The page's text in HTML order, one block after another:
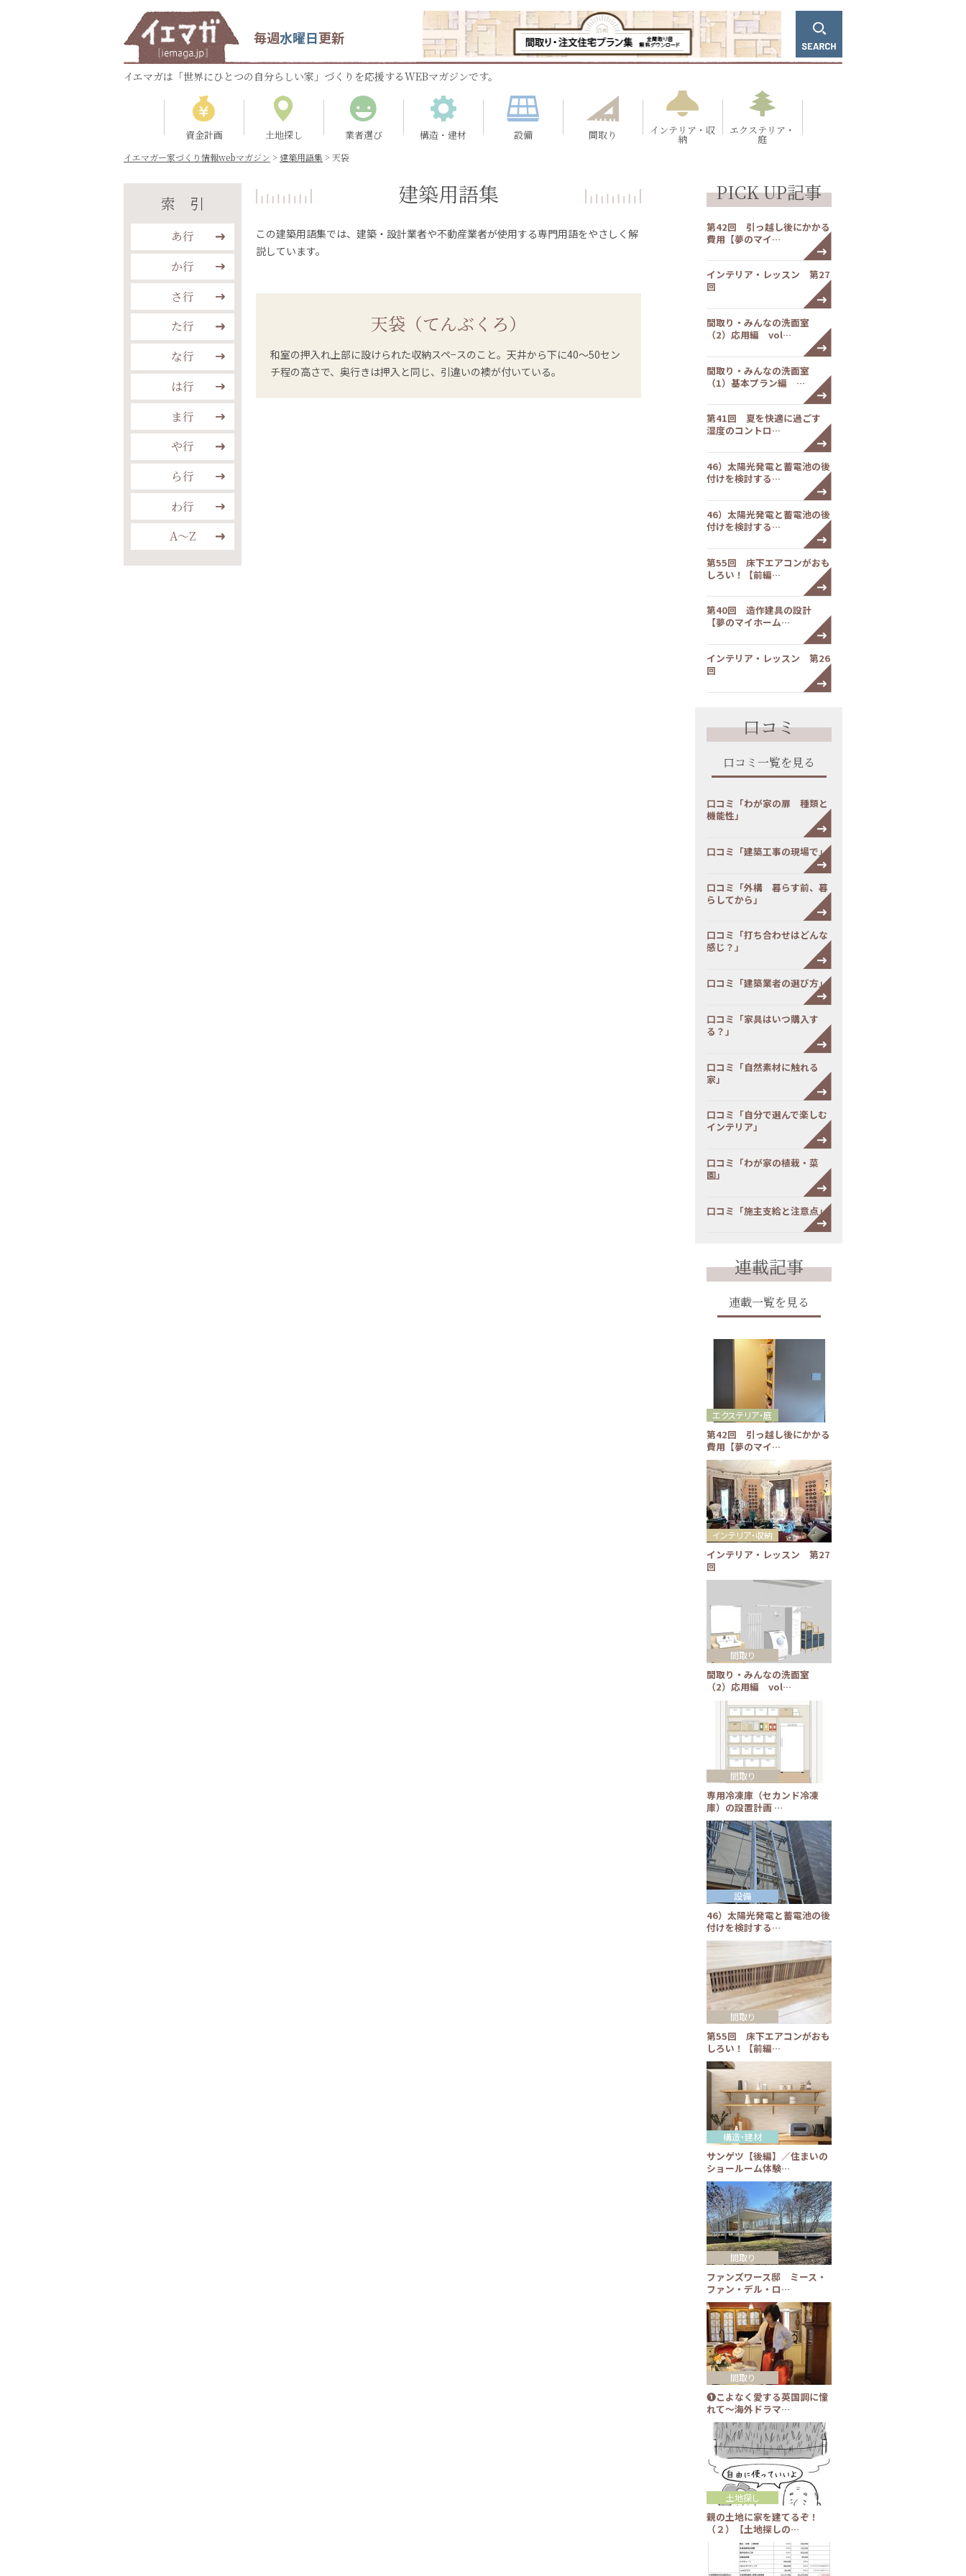
毎週水曜日更新
イエマガは「世界にひとつの自分らしい家」づくりを応援するWEBマガジンです。
資金計画 土地探し 業者選び 構造・建材 設備 間取り インテリア・収
納
エクステリア・
庭
イエマガー家づくり情報webマガジン > 建築用語集 > 天袋
索引
あ行
か行
さ行
た行
な行
は行
ま行
や行
ら行
わ行
A〜Z
建築用語集
この建築用語集では、建築・設計業者や不動産業者が使用する専門用語をやさしく解
説しています。
天袋（てんぶくろ）
和室の押入れ上部に設けられた収納スペ−スのこと。天井から下に40〜50セン
チ程の高さで、奥行きは押入と同じ、引違いの襖が付いている。
PICK UP記事
第42回 引っ越し後にかかる
費用【夢のマイ…
インテリア・レッスン 第27
回
間取り・みんなの洗面室
（2）応用編 vol…
間取り・みんなの洗面室
（1）基本プラン編 …
第41回 夏を快適に過ごす
湿度のコントロ…
46）太陽光発電と蓄電池の後
付けを検討する…
46）太陽光発電と蓄電池の後
付けを検討する…
第55回 床下エアコンがおも
しろい！【前編…
第40回 造作建具の設計
【夢のマイホーム…
インテリア・レッスン 第26
回
口コミ
口コミ一覧を見る
口コミ「わが家の扉 種類と
機能性」
口コミ「建築工事の現場で」
口コミ「外構 暮らす前、暮
らしてから」
口コミ「打ち合わせはどんな
感じ？」
口コミ「建築業者の選び方」
口コミ「家具はいつ購入す
る？」
口コミ「自然素材に触れる
家」
口コミ「自分で選んで楽しむ
インテリア」
口コミ「わが家の植栽・菜
園」
口コミ「施主支給と注意点」
連載記事
連載一覧を見る
第42回 引っ越し後にかかる
費用【夢のマイ…
エクステリア・庭
インテリア・レッスン 第27
回
インテリア・収納
間取り・みんなの洗面室
（2）応用編 vol…
間取り
専用冷凍庫（セカンド冷凍
庫）の設置計画 …
間取り
46）太陽光発電と蓄電池の後
付けを検討する…
設備
第55回 床下エアコンがおも
しろい！【前編…
間取り
サンゲツ【後編】／住まいの
ショールーム体験…
構造・建材
ファンズワース邸 ミース・
ファン・デル・ロ…
間取り
❶こよなく愛する英国調に憧
れて～海外ドラマ…
間取り
親の土地に家を建てるぞ！
（２）【土地探しの…
土地探し